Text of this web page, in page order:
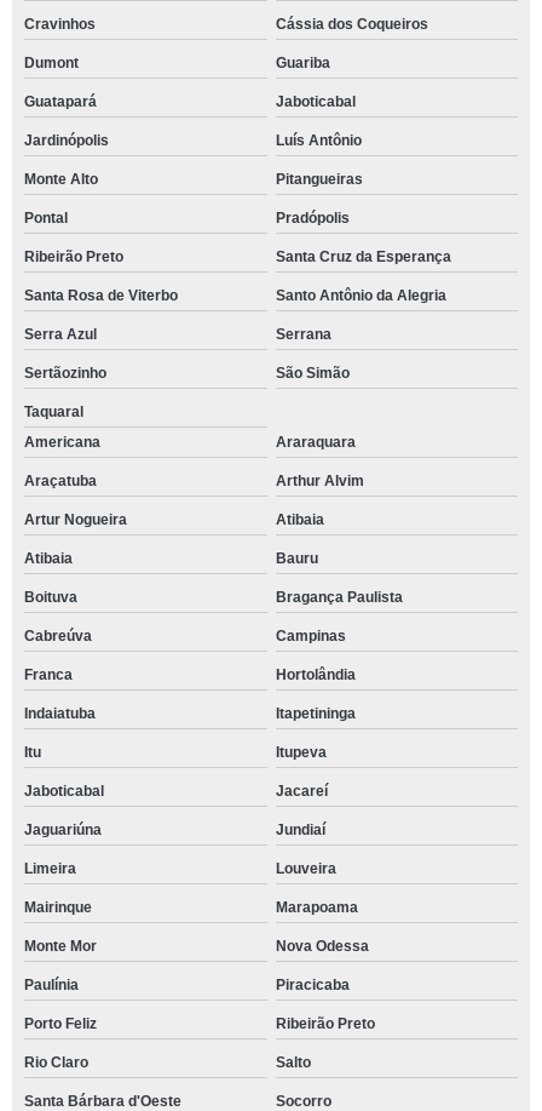
Cravinhos Cássia dos Coqueiros
Dumont Guariba
Guatapará Jaboticabal
Jardinópolis Luís Antônio
Monte Alto Pitangueiras
Pontal Pradópolis
Ribeirão Preto Santa Cruz da Esperança
Santa Rosa de Viterbo Santo Antônio da Alegria
Serra Azul Serrana
Sertãozinho São Simão
Taquaral
Americana
Araraquara
Araçatuba Arthur Alvim
Artur Nogueira Atibaia
Atibaia Bauru
Boituva Bragança Paulista
Cabreúva Campinas
Franca Hortolândia
Indaiatuba Itapetininga
Itu Itupeva
Jaboticabal Jacareí
Jaguariúna Jundiaí
Limeira Louveira
Mairinque Marapoama
Monte Mor Nova Odessa
Paulínia Piracicaba
Porto Feliz Ribeirão Preto
Rio Claro Salto
Santa Bárbara d'Oeste Socorro